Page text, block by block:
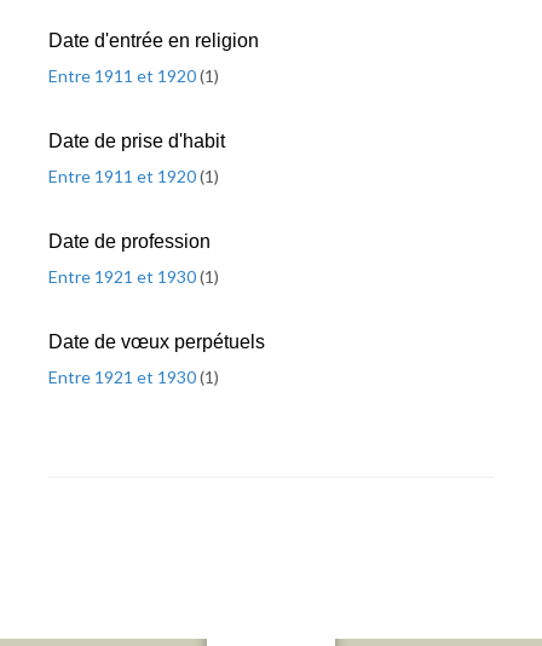
Date d'entrée en religion
Entre 1911 et 1920(1)
Date de prise d'habit
Entre 1911 et 1920(1)
Date de profession
Entre 1921 et 1930(1)
Date de vœux perpétuels
Entre 1921 et 1930(1)